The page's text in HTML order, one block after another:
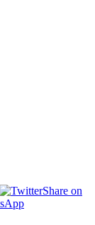
Share on